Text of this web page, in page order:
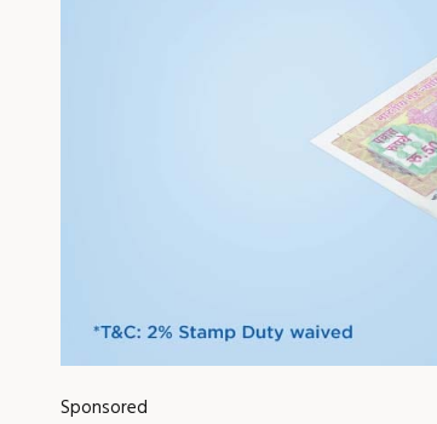
Sponsored